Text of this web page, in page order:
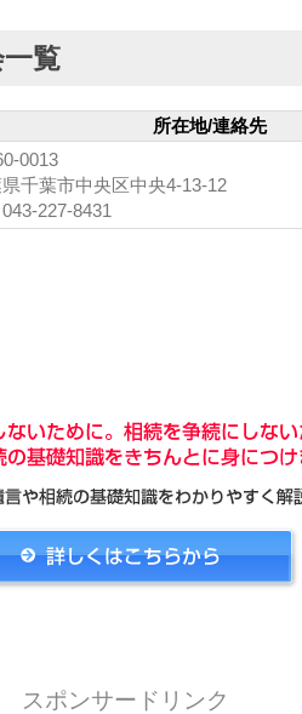
覧
所在地/連絡先
0013
千葉市中央区中央4-13-12
227-8431
スポンサードリンク